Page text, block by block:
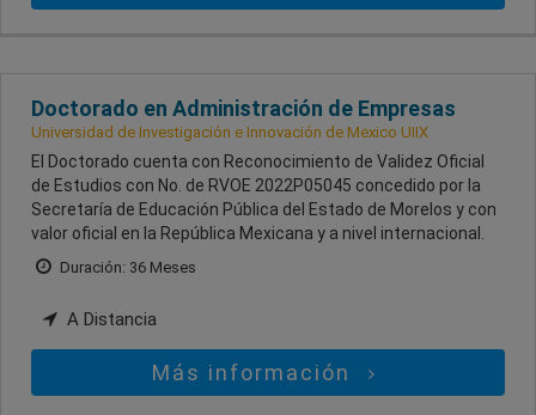
Doctorado en Administración de Empresas
Universidad de Investigación e Innovación de Mexico UIIX
El Doctorado cuenta con Reconocimiento de Validez Oficial
de Estudios con No. de RVOE 2022P05045 concedido por la
Secretaría de Educación Pública del Estado de Morelos y con
valor oficial en la República Mexicana y a nivel internacional.
Duración: 36 Meses
A Distancia
Más información